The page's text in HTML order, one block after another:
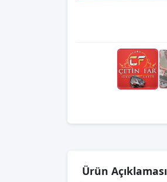
Ürün Açıklaması